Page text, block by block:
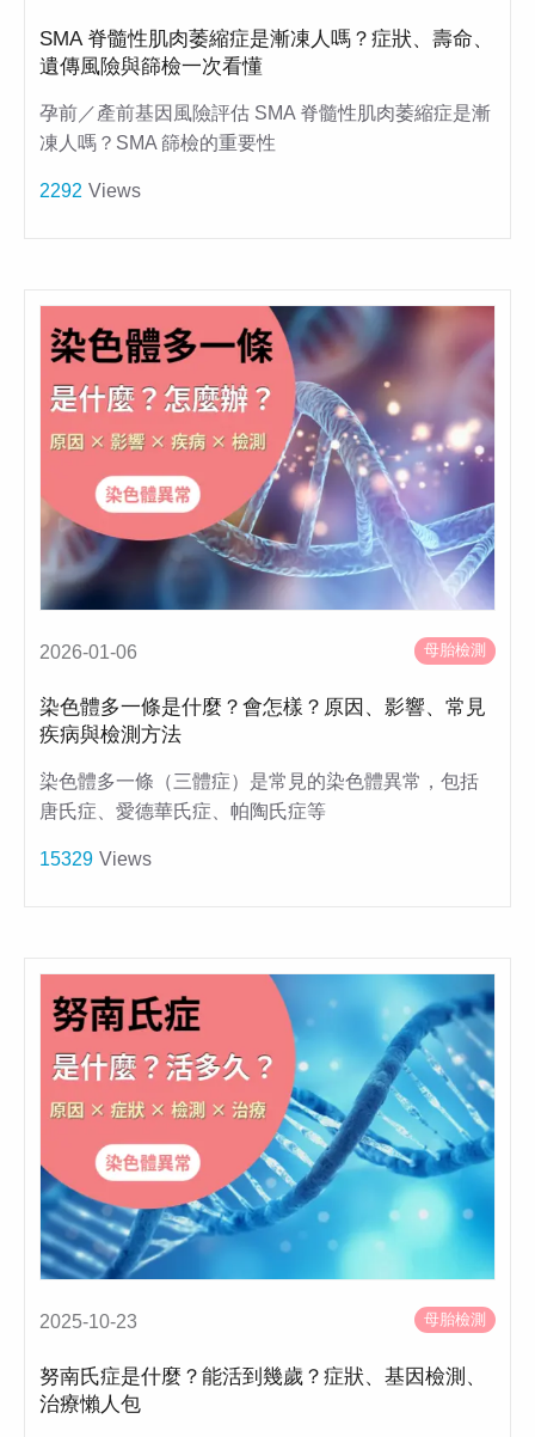
SMA 脊髓性肌肉萎縮症是漸凍人嗎？症狀、壽命、
遺傳風險與篩檢一次看懂
孕前／產前基因風險評估 SMA 脊髓性肌肉萎縮症是漸
凍人嗎？SMA 篩檢的重要性
2292 Views
2026-01-06 母胎檢測
染色體多一條是什麼？會怎樣？原因、影響、常見
疾病與檢測方法
染色體多一條（三體症）是常見的染色體異常，包括
唐氏症、愛德華氏症、帕陶氏症等
15329 Views
2025-10-23 母胎檢測
努南氏症是什麼？能活到幾歲？症狀、基因檢測、
治療懶人包